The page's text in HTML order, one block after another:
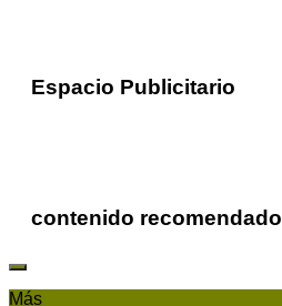
Espacio Publicitario
contenido recomendado
Más